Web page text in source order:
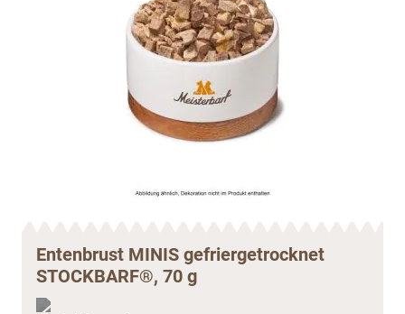
Entenbrust MINIS gefriergetrocknet
STOCKBARF®, 70 g